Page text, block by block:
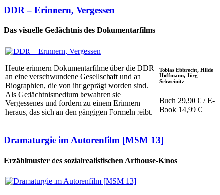
DDR – Erinnern, Vergessen
Das visuelle Gedächtnis des Dokumentarfilms
Heute erinnern Dokumentarfilme über die DDR
an eine verschwundene Gesellschaft und an
Biographien, die von ihr geprägt worden sind.
Als Gedächtnismedium bewahren sie
Vergessenes und fordern zu einem Erinnern
heraus, das sich an den gängigen Formeln reibt.
Tobias Ebbrecht, Hilde
Hoffmann, Jörg
Schweinitz
Buch 29,90 € / E-
Book 14,99 €
Dramaturgie im Autorenfilm [MSM 13]
Erzählmuster des sozialrealistischen Arthouse-Kinos